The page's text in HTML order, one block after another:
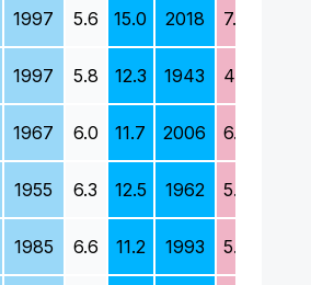
1997 5.6 15.0 2018 7.6
1997 5.8 12.3 1943 4.5
1967 6.0 11.7 2006 6.3
1955 6.3 12.5 1962 5.3
1985 6.6 11.2 1993 5.0